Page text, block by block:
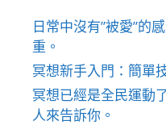
日常中沒有”被愛”的
重。
冥想新手入門：簡單
冥想已經是全民運動
人來告訴你。